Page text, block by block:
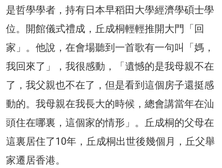
是哲學學者，持有日本早稻田大學經濟學碩士學
位。開館儀式禮成，丘成桐輕輕推開大門「回
家」。他說，在會場聽到一首歌有一句叫「媽，
我回來了」，我很感動，「遺憾的是我母親不在
了，我父親也不在了，但是看到這個房子還挺感
動的。我母親在我長大的時候，總會講當年在汕
頭住在哪裏，這個家的情形」。丘成桐的父母在
這裏居住了10年，丘成桐出世後幾個月，丘父舉
家遷居香港。